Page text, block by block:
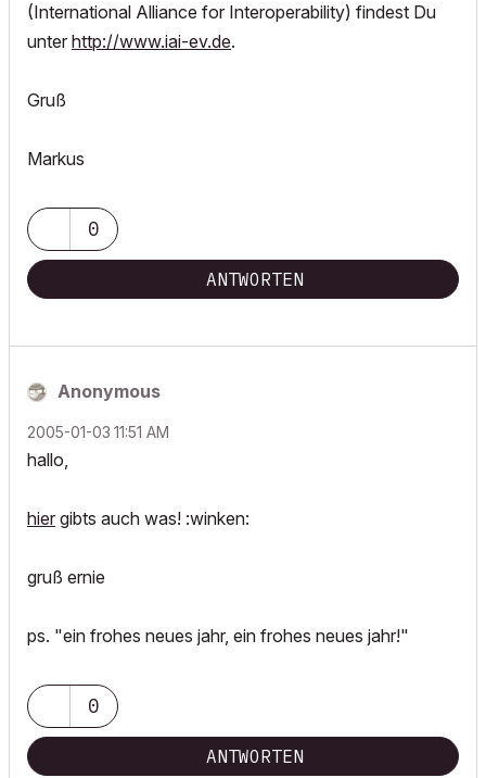
(International Alliance for Interoperability) findest Du
unter http://www.iai-ev.de.
Gruß
Markus
0
ANTWORTEN
Anonymous
‎2005-01-03 11:51 AM
hallo,
hier gibts auch was! :winken:
gruß ernie
ps. "ein frohes neues jahr, ein frohes neues jahr!"
0
ANTWORTEN